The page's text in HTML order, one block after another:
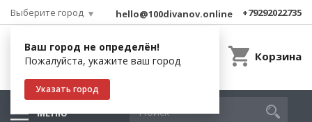
Выберите город
Ваш город не определён!
Пожалуйста, укажите ваш город
Указать город
hello@100divanov.online +79292022735
Корзина
МЕНЮ